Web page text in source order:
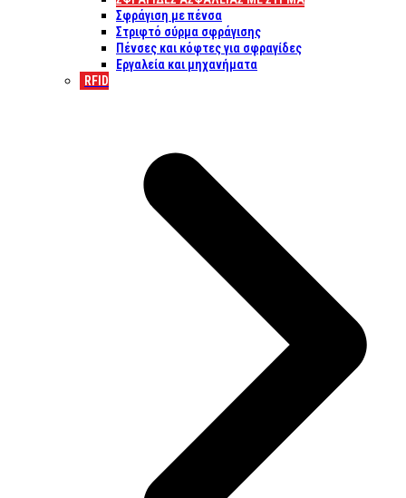
Σφράγιση με πένσα
Στριφτό σύρμα σφράγισης
Πένσες και κόφτες για σφραγίδες
Εργαλεία και μηχανήματα
RFID